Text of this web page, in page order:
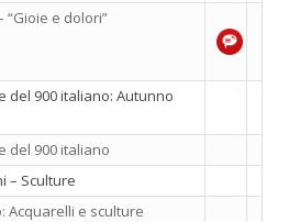
“Gioie e dolori”
del 900 italiano: Autunno
del 900 italiano
– Sculture
Acquarelli e sculture